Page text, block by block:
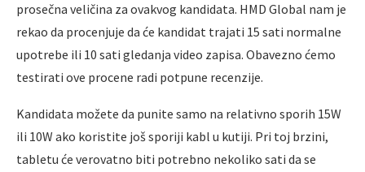
prosečna veličina za ovakvog kandidata. HMD Global nam je
rekao da procenjuje da će kandidat trajati 15 sati normalne
upotrebe ili 10 sati gledanja video zapisa. Obavezno ćemo
testirati ove procene radi potpune recenzije.
Kandidata možete da punite samo na relativno sporih 15W
ili 10W ako koristite još sporiji kabl u kutiji. Pri toj brzini,
tabletu će verovatno biti potrebno nekoliko sati da se